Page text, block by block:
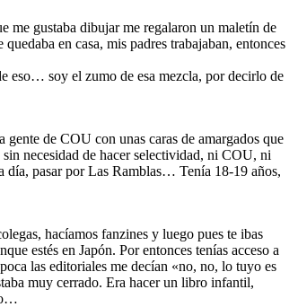
me gustaba dibujar me regalaron un maletín de
en casa, mis padres trabajaban, entonces
eso… soy el zumo de esa mezcla, por decirlo de
de COU con unas caras de amargados que
necesidad de hacer selectividad, ni COU, ni
día, pasar por Las Ramblas… Tenía 18-19 años,
hacíamos fanzines y luego pues te ibas
estés en Japón. Por entonces tenías acceso a
las editoriales me decían «no, no, lo tuyo es
muy cerrado. Era hacer un libro infantil,